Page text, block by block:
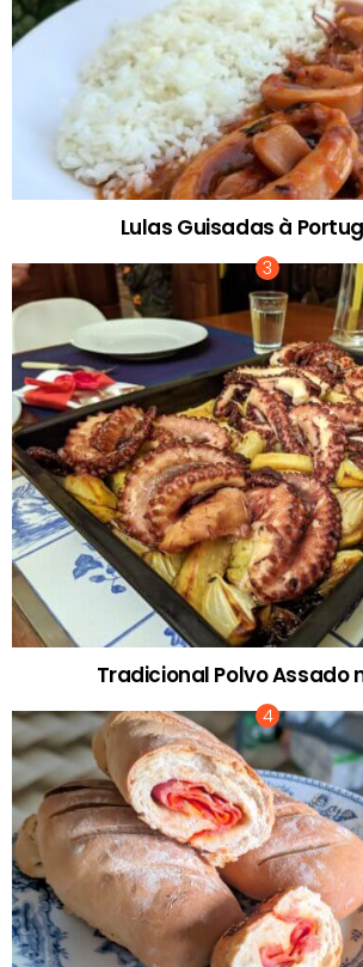
Lulas Guisadas à
Tradicional Polvo Assado